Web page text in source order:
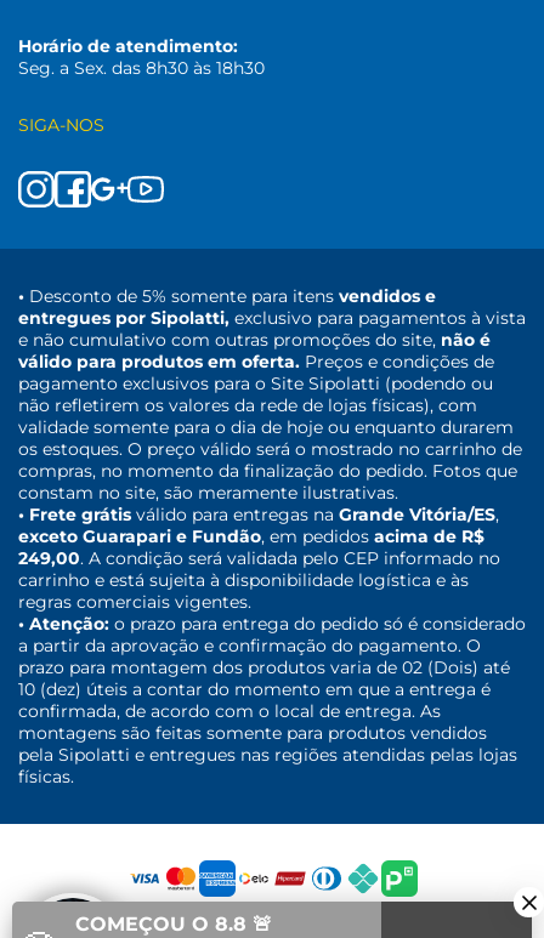
Horário de atendimento:
Seg. a Sex. das 8h30 às 18h30
SIGA-NOS
• Desconto de 5% somente para itens vendidos e
entregues por Sipolatti, exclusivo para pagamentos à vista
e não cumulativo com outras promoções do site, não é
válido para produtos em oferta. Preços e condições de
pagamento exclusivos para o Site Sipolatti (podendo ou
não refletirem os valores da rede de lojas físicas), com
validade somente para o dia de hoje ou enquanto durarem
os estoques. O preço válido será o mostrado no carrinho de
compras, no momento da finalização do pedido. Fotos que
constam no site, são meramente ilustrativas.
• Frete grátis válido para entregas na Grande Vitória/ES,
exceto Guarapari e Fundão, em pedidos acima de R$
249,00. A condição será validada pelo CEP informado no
carrinho e está sujeita à disponibilidade logística e às
regras comerciais vigentes.
• Atenção: o prazo para entrega do pedido só é considerado
a partir da aprovação e confirmação do pagamento. O
prazo para montagem dos produtos varia de 02 (Dois) até
10 (dez) úteis a contar do momento em que a entrega é
confirmada, de acordo com o local de entrega. As
montagens são feitas somente para produtos vendidos
pela Sipolatti e entregues nas regiões atendidas pelas lojas
físicas.
COMEÇOU O 8.8 🚨